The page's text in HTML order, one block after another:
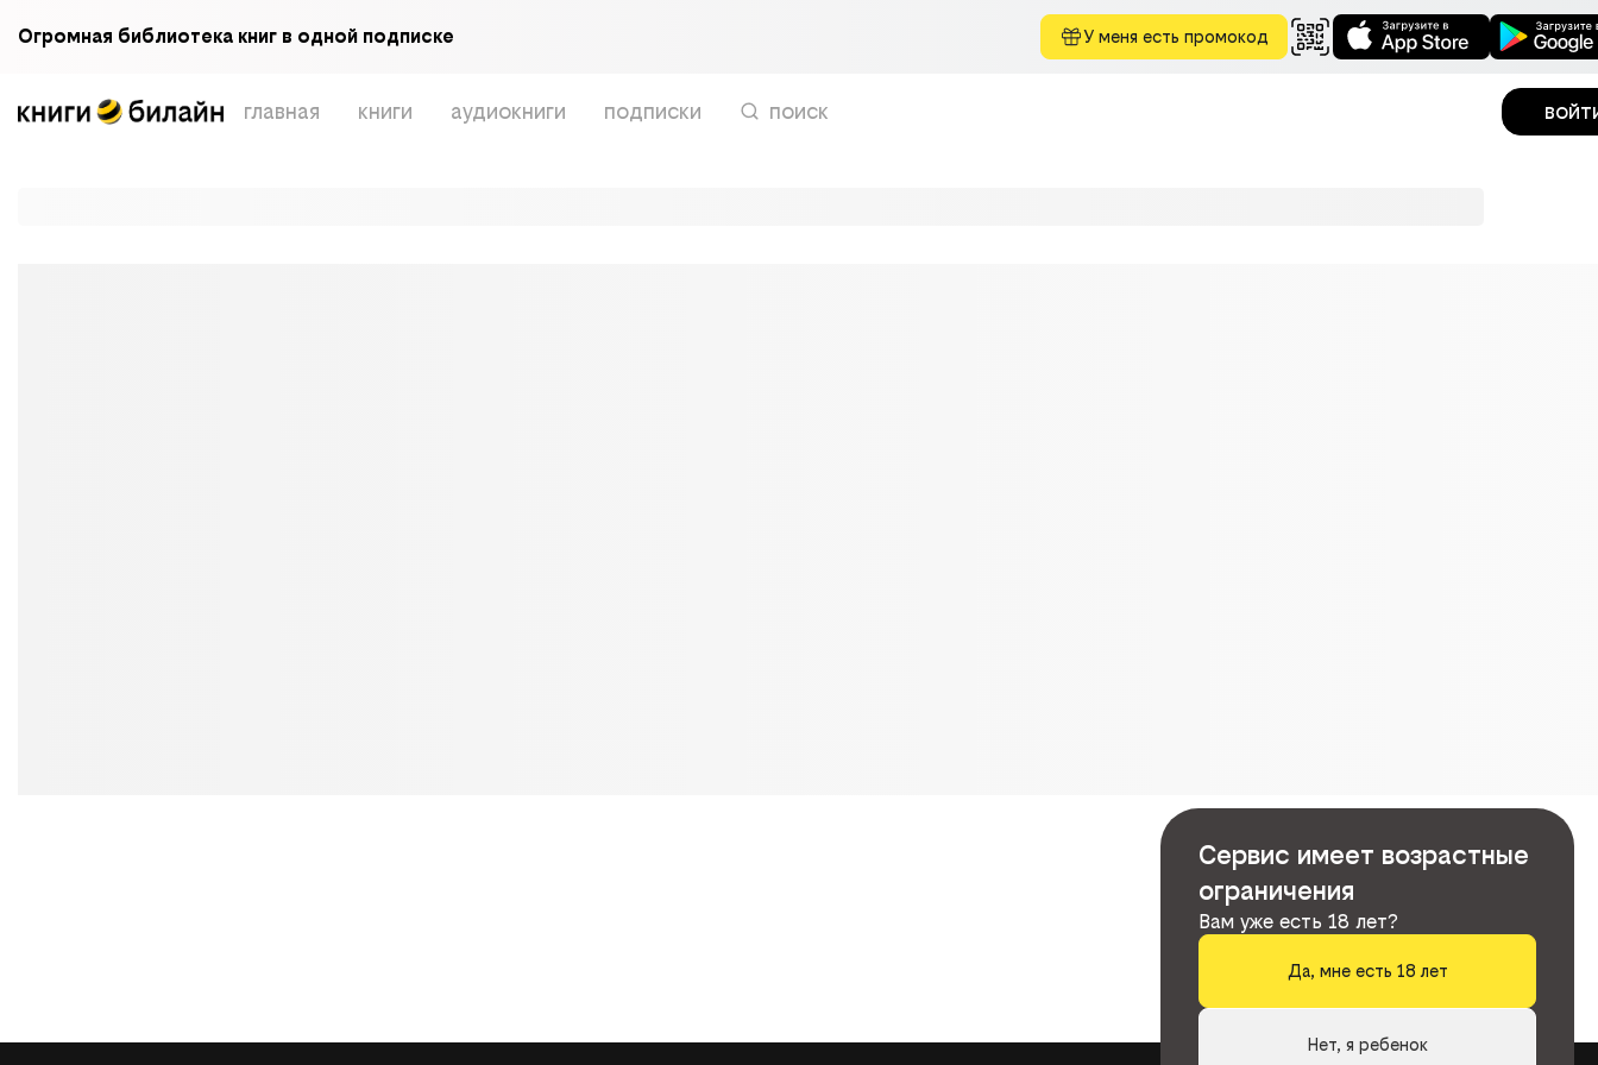
Огромная библиотека книг в одной подписке У меня есть промокод
главная книги аудиокниги подписки поиск
Сервис имеет возрастные
ограничения
Вам уже есть 18 лет?
Да, мне есть 18 лет
Нет, я ребенок